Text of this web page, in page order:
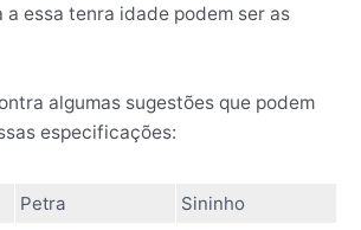
essa tenra idade podem ser as
algumas sugestões que podem
especificações:
Petra
Sininho